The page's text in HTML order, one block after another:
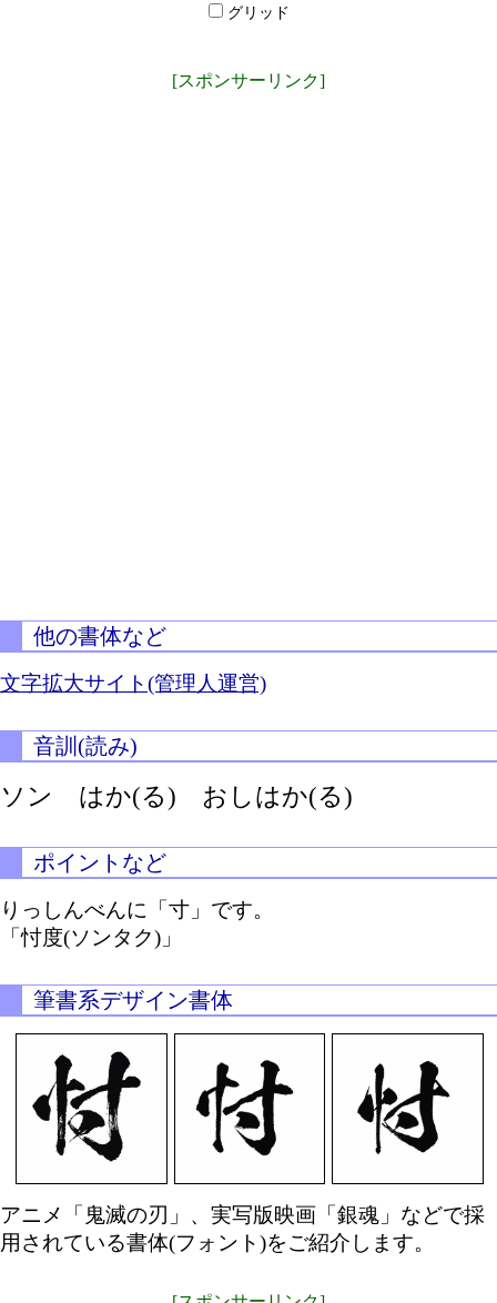
グリッド
[スポンサーリンク]
他の書体など
文字拡大サイト(管理人運営)
音訓(読み)
ソン はか(る) おしはか(る)
ポイントなど
りっしんべんに「寸」です。
「忖度(ソンタク)」
筆書系デザイン書体
アニメ「鬼滅の刃」、実写版映画「銀魂」などで採
用されている書体(フォント)をご紹介します。